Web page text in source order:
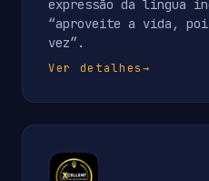
expressão da língua
“aproveite a vida,
vez”.
Ver detalhes→